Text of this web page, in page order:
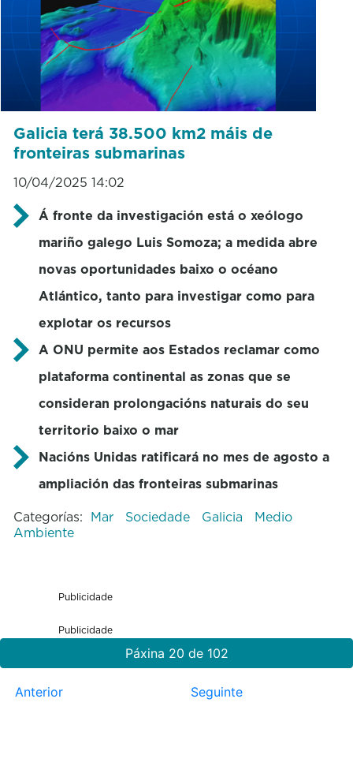
Galicia terá 38.500 km2 máis de
fronteiras submarinas
10/04/2025 14:02
Á fronte da investigación está o xeólogo
mariño galego Luis Somoza; a medida abre
novas oportunidades baixo o océano
Atlántico, tanto para investigar como para
explotar os recursos
A ONU permite aos Estados reclamar como
plataforma continental as zonas que se
consideran prolongacións naturais do seu
territorio baixo o mar
Nacións Unidas ratificará no mes de agosto a
ampliación das fronteiras submarinas
Categorías: Mar Sociedade Galicia
Medio
Ambiente
Publicidade
Publicidade
Páxina 20 de 102
Anterior Seguinte